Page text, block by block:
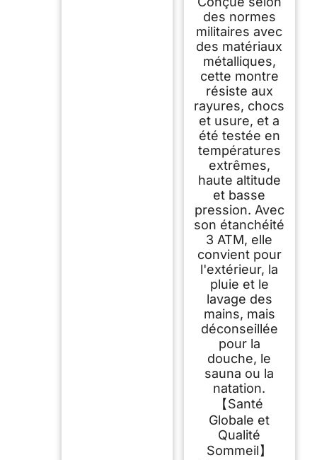
des normes
militaires avec
des matériaux
métalliques,
cette montre
résiste aux
rayures, chocs
et usure, et a
été testée en
températures
extrêmes,
haute altitude
et basse
pression. Avec
son étanchéité
3 ATM, elle
convient pour
l'extérieur, la
pluie et le
lavage des
mains, mais
déconseillée
pour la
douche, le
sauna ou la
natation.
【Santé
Globale et
Qualité
Sommeil】